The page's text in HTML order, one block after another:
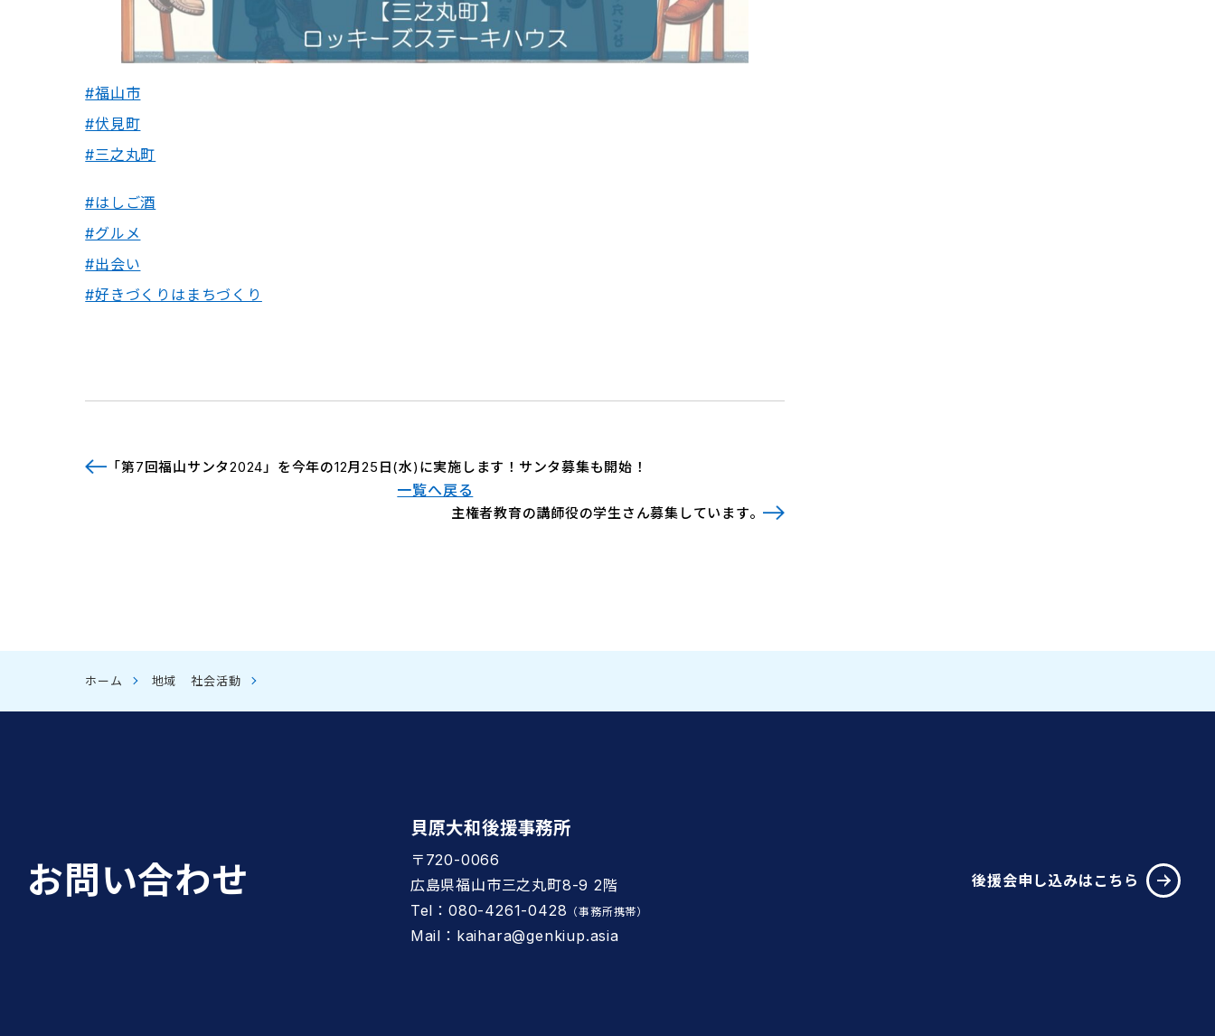
#福山市
#伏見町
#三之丸町
#はしご酒
#グルメ
#出会い
#好きづくりはまちづくり
「第7回福山サンタ2024」を今年の12月25日(水)に実施します！サンタ募集も開始！
一覧へ戻る
主権者教育の講師役の学生さん募集しています。
ホーム 地域 社会活動
お問い合わせ
貝原大和後援事務所
〒720-0066
広島県福山市三之丸町8-9 2階
Tel：080-4261-0428 （事務所携帯）
Mail：kaihara@genkiup.asia
後援会申し込みはこちら